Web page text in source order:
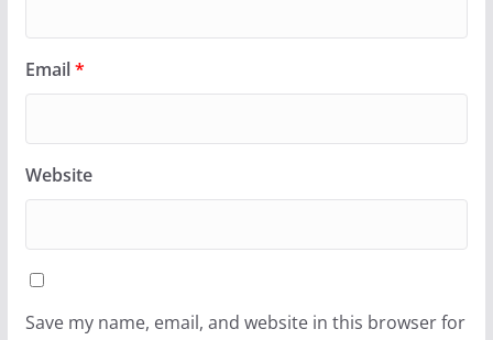
Email*
Website
Save my name, email, and website in this browser for